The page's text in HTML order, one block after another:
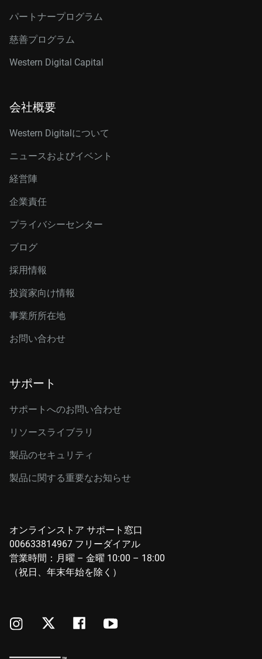
パートナープログラム
慈善プログラム
Western Digital Capital
会社概要
Western Digitalについて
ニュースおよびイベント
経営陣
企業責任
プライバシーセンター
ブログ
採用情報
投資家向け情報
事業所所在地
お問い合わせ
サポート
サポートへのお問い合わせ
リソースライブラリ
製品のセキュリティ
製品に関する重要なお知らせ
オンラインストア サポート窓口
006633814967 フリーダイアル
営業時間：月曜 – 金曜 10:00 – 18:00
（祝日、年末年始を除く）